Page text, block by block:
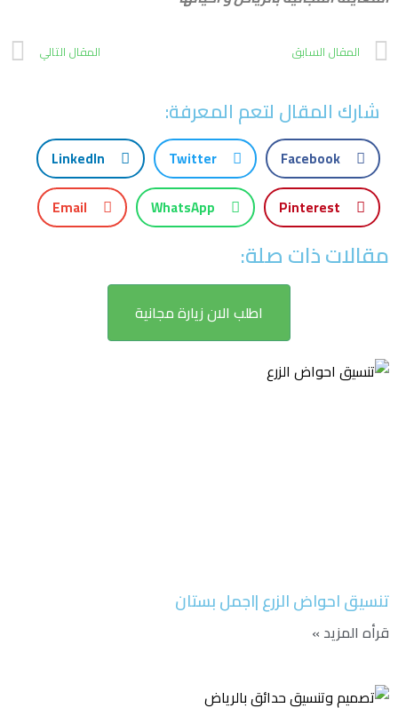
المقال السابق المقال التالي
شارك المقال لتعم المعرفة:
Facebook
Twitter
LinkedIn
Pinterest
WhatsApp
Email
مقالات ذات صلة:
اطلب الان زيارة مجانية
تنسيق احواض الزرع |اجمل بستان
قرأه المزيد »